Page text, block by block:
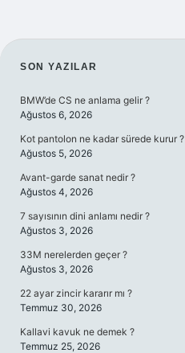
SIDEBAR
SON YAZILAR
BMW’de CS ne anlama gelir ?
Ağustos 6, 2026
Kot pantolon ne kadar sürede kurur ?
Ağustos 5, 2026
Avant-garde sanat nedir ?
Ağustos 4, 2026
7 sayısının dini anlamı nedir ?
Ağustos 3, 2026
33M nerelerden geçer ?
Ağustos 3, 2026
22 ayar zincir kararır mı ?
Temmuz 30, 2026
Kallavi kavuk ne demek ?
Temmuz 25, 2026